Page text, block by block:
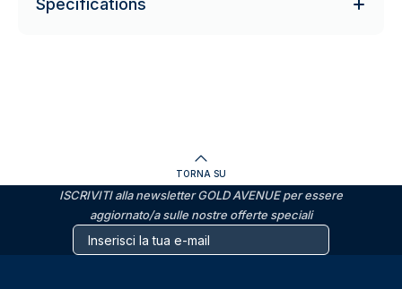
Specifications
TORNA SU
ISCRIVITI alla newsletter GOLD AVENUE per essere
aggiornato/a sulle nostre offerte speciali